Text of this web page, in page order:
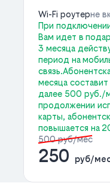
Wi-Fi роутерне
При
Вам идет в
3 месяца
период на
месяца
далее 500 руб./
продолжении
карты,
повышается на
500 руб/мес
250 руб/